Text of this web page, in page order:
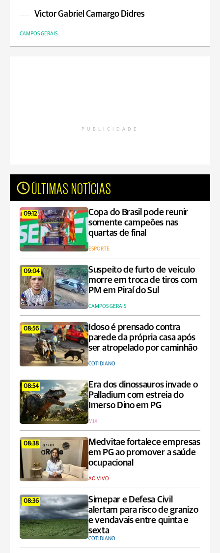
Victor Gabriel Camargo Didres
CAMPOS GERAIS
PUBLICIDADE
ÚLTIMAS NOTÍCIAS
09:12
Copa do Brasil pode reunir
somente campeões nas
quartas de final
ESPORTE
09:04
Suspeito de furto de veículo
morre em troca de tiros com
PM em Piraí do Sul
CAMPOS GERAIS
08:56
Idoso é prensado contra
parede da própria casa após
ser atropelado por caminhão
COTIDIANO
08:54
Era dos dinossauros invade o
Palladium com estreia do
Imerso Dino em PG
MIX
08:38
Medvitae fortalece empresas
em PG ao promover a saúde
ocupacional
AO VIVO
08:36
Simepar e Defesa Civil
alertam para risco de granizo
e vendavais entre quinta e
sexta
COTIDIANO